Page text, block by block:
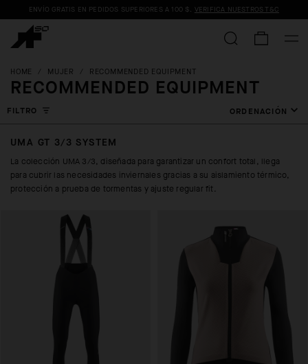
ENVÍO GRATIS EN PEDIDOS SUPERIORES A 100 $. VERIFICA NUESTROS T&C
HOME / MUJER / RECOMMENDED EQUIPMENT
RECOMMENDED EQUIPMENT
FILTRO ORDENACIÓN
UMA GT 3/3 SYSTEM
La colección UMA 3/3, diseñada para garantizar un confort total, llega
para cubrir las necesidades inviernales gracias a su aislamiento térmico,
protección a prueba de tormentas y ajuste regular fit.